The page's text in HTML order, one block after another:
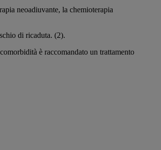
neoadiuvante, la chemioterapia
di ricaduta. (2).
è raccomandato un trattamento